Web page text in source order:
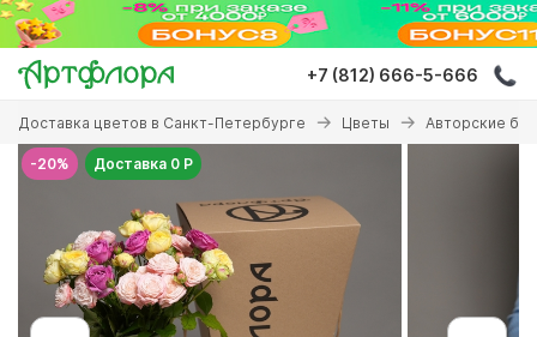
Перейти
основному
содержанию
+7 (812) 666-5-666
Вы
здесь
Доставка цветов в Санкт-Петербурге Цветы Авторские
-20% Доставка 0 Р